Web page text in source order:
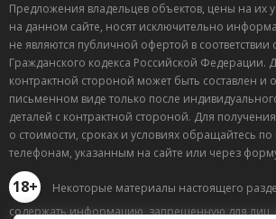
Предложения владельцев объектов, цены на их
на данном сайте, носят исключительно
не являются публичной офертой в соответствии
Гражданского кодекса Российской Федерации.
контрактной стороной может быть составлен и
письменном виде только после
деталей с контрактной стороной. Для
о стоимости, сроках и условиях обращайтесь по
телефонам, указанным на сайте или через
18+
Некоторые материалы настоящего
содержать информацию, запрещенную для